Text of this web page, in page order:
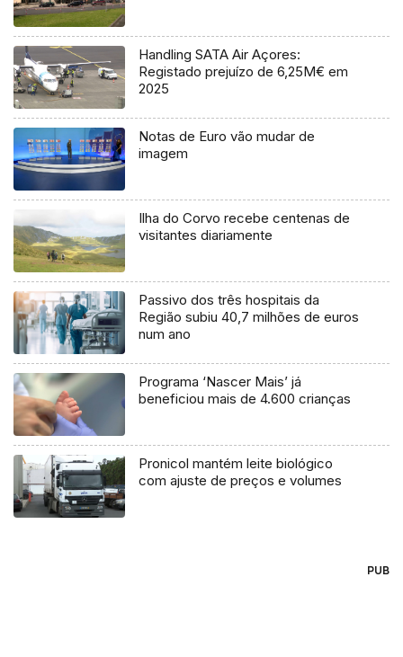
Handling SATA Air Açores:
Registado prejuízo de 6,25M€ em
2025
Notas de Euro vão mudar de
imagem
Ilha do Corvo recebe centenas de
visitantes diariamente
Passivo dos três hospitais da
Região subiu 40,7 milhões de euros
num ano
Programa ‘Nascer Mais’ já
beneficiou mais de 4.600 crianças
Pronicol mantém leite biológico
com ajuste de preços e volumes
PUB